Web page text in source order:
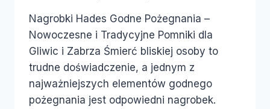
Nagrobki Hades Godne Pożegnania –
Nowoczesne i Tradycyjne Pomniki dla
Gliwic i Zabrza Śmierć bliskiej osoby to
trudne doświadczenie, a jednym z
najważniejszych elementów godnego
pożegnania jest odpowiedni nagrobek.